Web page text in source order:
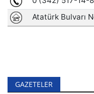
GAZETELER